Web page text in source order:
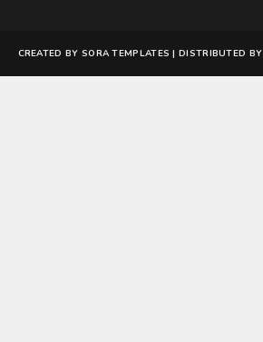
CREATED BY SORA TEMPLATES | DISTRIBUTED BY